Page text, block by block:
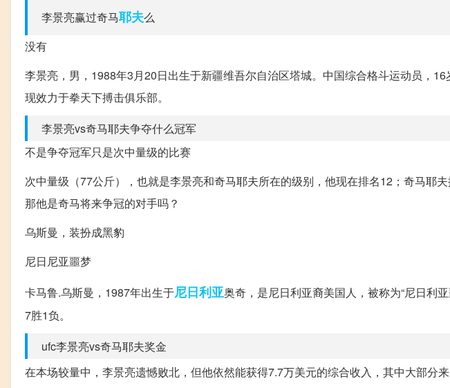
李景亮赢过奇马耶夫么
没有
李景亮，男，1988年3月20日出生于新疆维吾尔自治区塔城。中国综合格斗运动员，16
现效力于拳天下搏击俱乐部。
李景亮vs奇马耶夫争夺什么冠军
不是争夺冠军只是次中量级的比赛
次中量级（77公斤），也就是李景亮和奇马耶夫所在的级别，他现在排名12；奇马耶
那他是奇马将来争冠的对手吗？
乌斯曼，装扮成黑豹
尼日尼亚噩梦
卡马鲁.乌斯曼，1987年出生于尼日利亚奥奇，是尼日利亚裔美国人，被称为“尼日利
7胜1负。
ufc李景亮vs奇马耶夫奖金
在本场较量中，李景亮遗憾败北，但他依然能获得7.7万美元的综合收入，其中大部分